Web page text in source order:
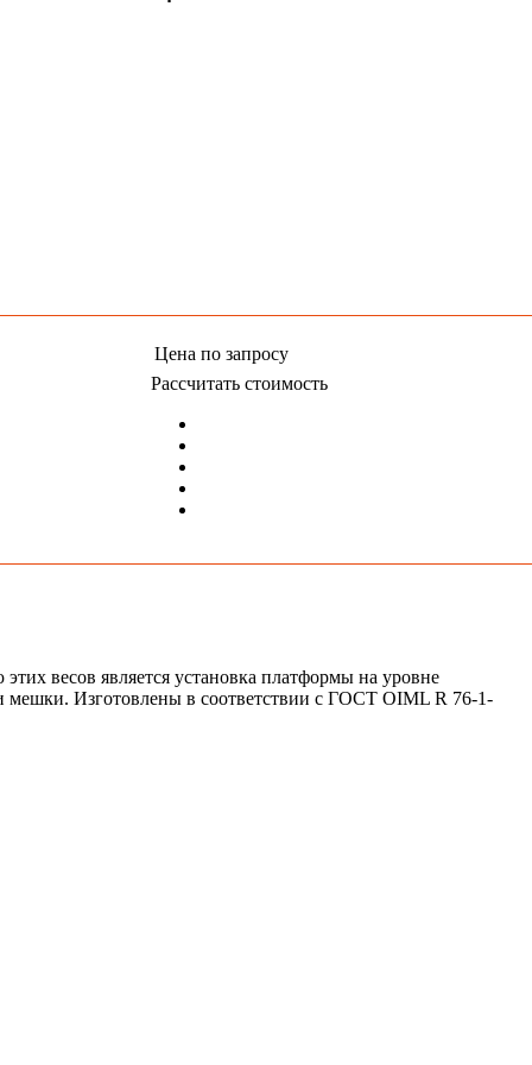
Цена по запросу
Рассчитать стоимость
весов является установка платформы на уровне
мешки. Изготовлены в соответствии с ГОСТ OIML R 76-1-